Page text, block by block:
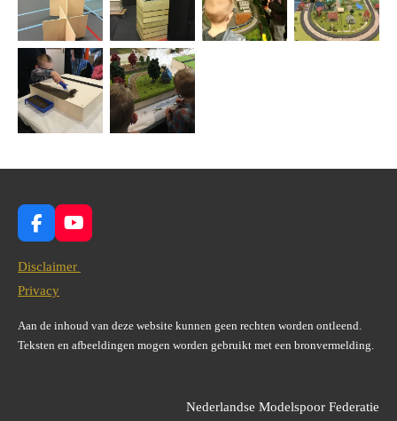
F
c
b
o
k
Y
u
e
Disclaimer
Privacy
Aan de inhoud van deze website kunnen geen rechten worden ontleend.
Teksten en afbeeldingen mogen worden gebruikt met een bronvermelding.
Nederlandse Modelspoor Federatie